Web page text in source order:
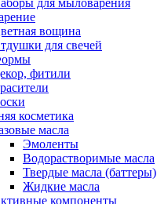
для мыловарения
вощина
для свечей
фитили
косметика
масла
Эмоленты
Водорастворимые масла
Твердые масла (баттеры)
Жидкие масла
компоненты